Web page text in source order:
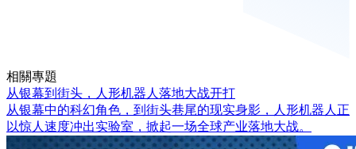
相關專題
从银幕到街头，人形机器人落地大战开打
从银幕中的科幻角色，到街头巷尾的现实身影，人形机器人正
以惊人速度冲出实验室，掀起一场全球产业落地大战。